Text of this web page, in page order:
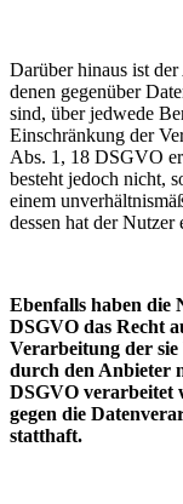
Darüber hinaus ist
denen gegenüber
sind, über jedwede
Einschränkung der
Abs. 1, 18 DSGVO
besteht jedoch nicht,
einem
dessen hat der
Ebenfalls haben die
DSGVO das Recht
Verarbeitung der sie
durch den Anbieter
DSGVO verarbeitet
gegen die
statthaft.